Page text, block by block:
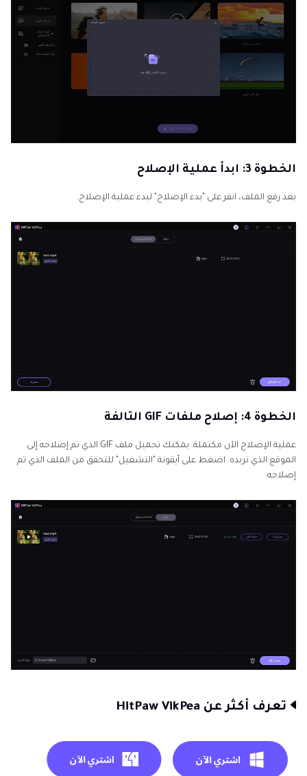
الخطوة 3: ابدأ عملية الإصلاح
بعد رفع الملف، انقر على "بدء الإصلاح" لبدء عملية الإصلاح.
الخطوة 4: إصلاح ملفات GIF التالفة
عملية الإصلاح الآن مكتملة. يمكنك تحميل ملف GIF الذي تم إصلاحه إلى
الموقع الذي تريده. اضغط على أيقونة "التشغيل" للتحقق من الملف الذي تم
إصلاحه.
تعرف أكثر عن HitPaw VikPea